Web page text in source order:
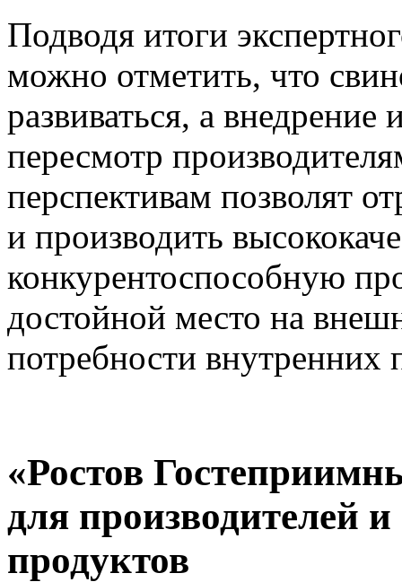
Подводя итоги
можно отметить, что
развиваться, а
пересмотр
перспективам позволят
и производить
конкурентоспособную
достойной место на
потребности внутренних
«Ростов
для производителей
продуктов